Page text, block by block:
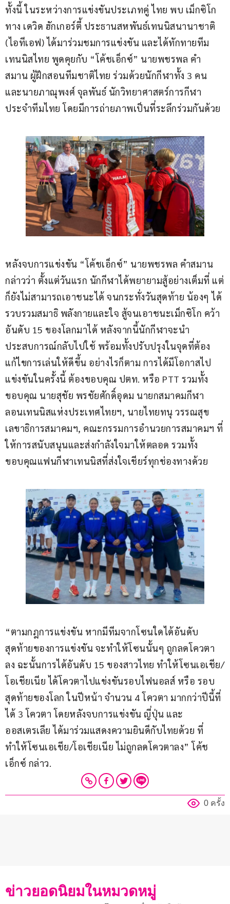
ทั้งนี้ ในระหว่างการแข่งขันประเภทคู่ ไทย พบ เม็กซิโก
ทาง เดวิด ฮักเกอร์ตี้ ประธานสหพันธ์เทนนิสนานาชาติ
(ไอทีเอฟ) ได้มาร่วมชมการแข่งขัน และได้ทักทายทีม
เทนนิสไทย พูดคุยกับ “โค้ชเอ็กซ์” นายพชรพล คำ
สมาน ผู้ฝึกสอนทีมชาติไทย ร่วมด้วยนักกีฬาทั้ง 3 คน
และนายภาณุพงศ์ จุลพันธ์ นักวิทยาศาสตร์การกีฬา
ประจำทีมไทย โดยมีการถ่ายภาพเป็นที่ระลึกร่วมกันด้วย
หลังจบการแข่งขัน “โค้ชเอ็กซ์” นายพชรพล คำสมาน
กล่าวว่า ตั้งแต่วันแรก นักกีฬาได้พยายามสู้อย่างเต็มที่ แต่
ก็ยังไม่สามารถเอาชนะได้ จนกระทั่งวันสุดท้าย น้องๆ ได้
รวบรวมสมาธิ พลังกายและใจ สู้จนเอาชนะเม็กซิโก คว้า
อันดับ 15 ของโลกมาได้ หลังจากนี้นักกีฬาจะนำ
ประสบการณ์กลับไปใช้ พร้อมทั้งปรับปรุงในจุดที่ต้อง
แก้ไขการเล่นให้ดีขึ้น อย่างไรก็ตาม การได้มีโอกาสไป
แข่งขันในครั้งนี้ ต้องขอบคุณ ปตท. หรือ PTT รวมทั้ง
ขอบคุณ นายสุชัย พรชัยศักดิ์อุดม นายกสมาคมกีฬา
ลอนเทนนิสแห่งประเทศไทยฯ, นายไทยทนุ วรรณสุข
เลขาธิการสมาคมฯ, คณะกรรมการอำนวยการสมาคมฯ ที่
ให้การสนับสนุนและส่งกำลังใจมาให้ตลอด รวมทั้ง
ขอบคุณแฟนกีฬาเทนนิสที่ส่งใจเชียร์ทุกช่องทางด้วย
“ตามกฎการแข่งขัน หากมีทีมจากโซนใดได้อันดับ
สุดท้ายของการแข่งขัน จะทำให้โซนนั้นๆ ถูกลดโควตา
ลง ฉะนั้นการได้อันดับ 15 ของสาวไทย ทำให้โซนเอเชีย/
โอเชียเนีย ได้โควตาไปแข่งขันรอบไฟนอลส์ หรือ รอบ
สุดท้ายของโลก ในปีหน้า จำนวน 4 โควตา มากกว่าปีนี้ที่
ได้ 3 โควตา โดยหลังจบการแข่งขัน ญี่ปุ่น และ
ออสเตรเลีย ได้มาร่วมแสดงความยินดีกับไทยด้วย ที่
ทำให้โซนเอเชีย/โอเชียเนีย ไม่ถูกลดโควตาลง” โค้ช
เอ็กซ์ กล่าว.
0 ครั้ง
ข่าวยอดนิยมในหมวดหมู่